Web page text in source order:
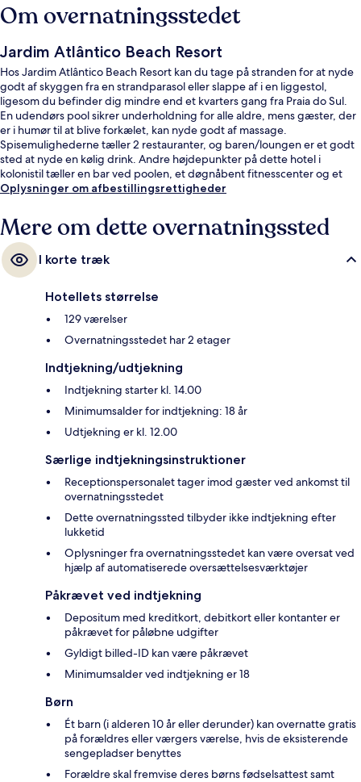
Om overnatningsstedet
Jardim Atlântico Beach Resort
Hos Jardim Atlântico Beach Resort kan du tage på stranden for at nyde
godt af skyggen fra en strandparasol eller slappe af i en liggestol,
ligesom du befinder dig mindre end et kvarters gang fra Praia do Sul.
En udendørs pool sikrer underholdning for alle aldre, mens gæster, der
er i humør til at blive forkælet, kan nyde godt af massage.
Spisemulighederne tæller 2 restauranter, og baren/loungen er et godt
sted at nyde en kølig drink. Andre højdepunkter på dette hotel i
kolonistil tæller en bar ved poolen, et døgnåbent fitnesscenter og et
dampbad.
Oplysninger om afbestillingsrettigheder
Mere om dette overnatningssted
I korte træk
Hotellets størrelse
129 værelser
Overnatningsstedet har 2 etager
Indtjekning/udtjekning
Indtjekning starter kl. 14.00
Minimumsalder for indtjekning: 18 år
Udtjekning er kl. 12.00
Særlige indtjekningsinstruktioner
Receptionspersonalet tager imod gæster ved ankomst til
overnatningsstedet
Dette overnatningssted tilbyder ikke indtjekning efter
lukketid
Oplysninger fra overnatningsstedet kan være oversat ved
hjælp af automatiserede oversættelsesværktøjer
Påkrævet ved indtjekning
Depositum med kreditkort, debitkort eller kontanter er
påkrævet for påløbne udgifter
Gyldigt billed-ID kan være påkrævet
Minimumsalder ved indtjekning er 18
Børn
Ét barn (i alderen 10 år eller derunder) kan overnatte gratis
på forældres eller værgers værelse, hvis de eksisterende
sengepladser benyttes
Forældre skal fremvise deres børns fødselsattest samt